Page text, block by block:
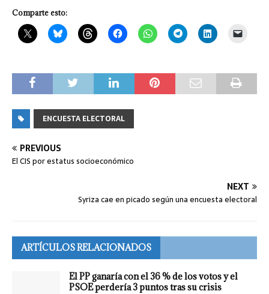
Comparte esto:
ENCUESTA ELECTORAL
PREVIOUS
El CIS por estatus socioeconómico
NEXT
Syriza cae en picado según una encuesta electoral
ARTÍCULOS RELACIONADOS
El PP ganaría con el 36 % de los votos y el
PSOE perdería 3 puntos tras su crisis